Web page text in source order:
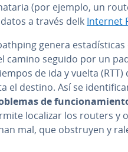
(por ejemplo, un
a través delk Internet
genera
camino seguido por un
de ida y vuelta
el destino. Así se
de
localizar los routers y
mal, que obstruyen y